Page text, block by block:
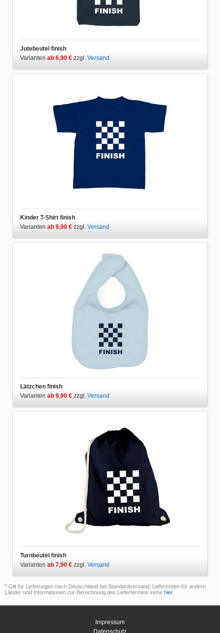
Jutebeutel finish
Varianten ab 6,90 € zzgl. Versand
Kinder T-Shirt finish
Varianten ab 9,90 € zzgl. Versand
Lätzchen finish
Varianten ab 9,90 € zzgl. Versand
Turnbeutel finish
Varianten ab 7,90 € zzgl. Versand
* Gilt für Lieferungen nach Deutschland bei Standardversand. Lieferzeiten für andere
Länder und Informationen zur Berechnung des Liefertermins siehe hier.
Impressum
Datenschutz